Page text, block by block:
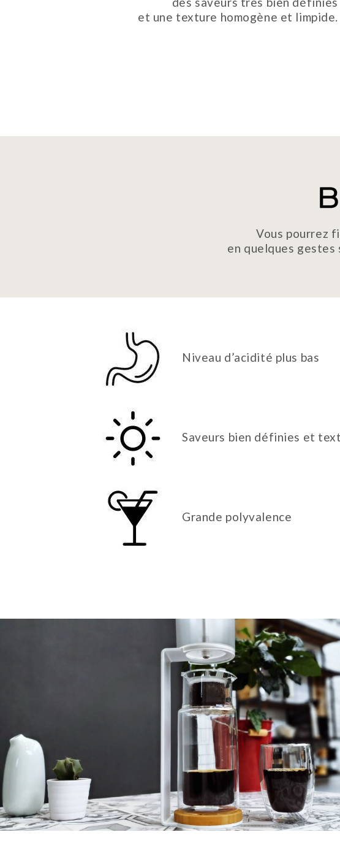
et une texture homogène et limpide.
Vous pourrez
en quelques gestes
Niveau d’acidité plus bas
Saveurs bien définies et
Grande polyvalence